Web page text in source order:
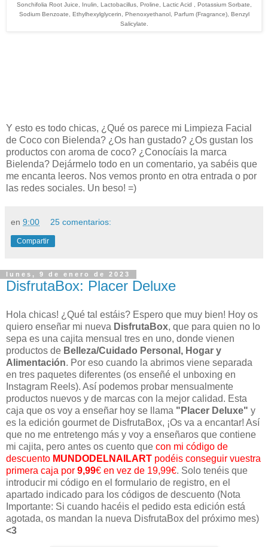
Sonchifolia Root Juice, Inulin, Lactobacillus, Proline, Lactic Acid , Potassium Sorbate,
Sodium Benzoate, Ethylhexylglycerin, Phenoxyethanol, Parfum (Fragrance), Benzyl
Salicylate.
Y esto es todo chicas, ¿Qué os parece mi Limpieza Facial
de Coco con Bielenda? ¿Os han gustado? ¿Os gustan los
productos con aroma de coco? ¿Conocíais la marca
Bielenda? Dejármelo todo en un comentario, ya sabéis que
me encanta leeros. Nos vemos pronto en otra entrada o por
las redes sociales. Un beso! =)
en 9:00 25 comentarios:
Compartir
lunes, 9 de enero de 2023
DisfrutaBox: Placer Deluxe
Hola chicas! ¿Qué tal estáis? Espero que muy bien! Hoy os
quiero enseñar mi nueva DisfrutaBox, que para quien no lo
sepa es una cajita mensual tres en uno, donde vienen
productos de Belleza/Cuidado Personal, Hogar y
Alimentación. Por eso cuando la abrimos viene separada
en tres paquetes diferentes (os enseñé el unboxing en
Instagram Reels). Así podemos probar mensualmente
productos nuevos y de marcas con la mejor calidad. Esta
caja que os voy a enseñar hoy se llama "Placer Deluxe" y
es la edición gourmet de DisfrutaBox, ¡Os va a encantar! Así
que no me entretengo más y voy a enseñaros que contiene
mi cajita, pero antes os cuento que con mi código de
descuento MUNDODELNAILART podéis conseguir vuestra
primera caja por 9,99€ en vez de 19,99€. Solo tenéis que
introducir mi código en el formulario de registro, en el
apartado indicado para los códigos de descuento (Nota
Importante: Si cuando hacéis el pedido esta edición está
agotada, os mandan la nueva DisfrutaBox del próximo mes)
<3